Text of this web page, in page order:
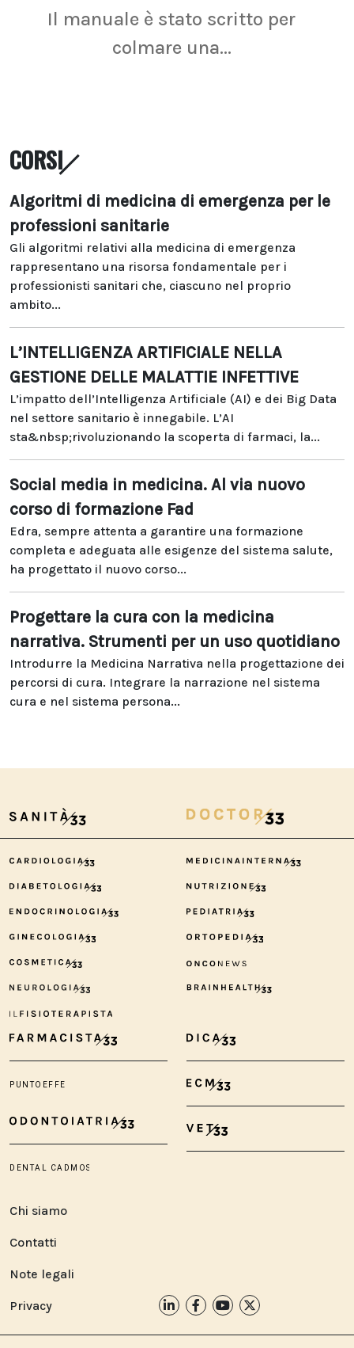
Il manuale è stato scritto per
colmare una...
CORSI
Algoritmi di medicina di emergenza per le
professioni sanitarie
Gli algoritmi relativi alla medicina di emergenza
rappresentano una risorsa fondamentale per i
professionisti sanitari che, ciascuno nel proprio
ambito...
L’INTELLIGENZA ARTIFICIALE NELLA
GESTIONE DELLE MALATTIE INFETTIVE
L’impatto dell’Intelligenza Artificiale (AI) e dei Big Data
nel settore sanitario è innegabile. L’AI
sta&nbsp;rivoluzionando la scoperta di farmaci, la...
Social media in medicina. Al via nuovo
corso di formazione Fad
Edra, sempre attenta a garantire una formazione
completa e adeguata alle esigenze del sistema salute,
ha progettato il nuovo corso...
Progettare la cura con la medicina
narrativa. Strumenti per un uso quotidiano
Introdurre la Medicina Narrativa nella progettazione dei
percorsi di cura. Integrare la narrazione nel sistema
cura e nel sistema persona...
Chi siamo
Contatti
Note legali
Privacy